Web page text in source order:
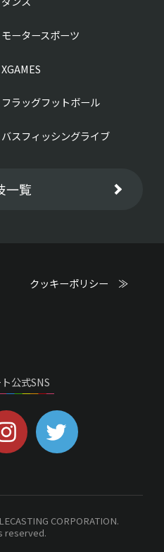
モータースポーツ
XGAMES
フラッグフットボール
バスフィッシングライブ
一覧
クッキーポリシー ≫
公式SNS
CORPORATION.
reserved.